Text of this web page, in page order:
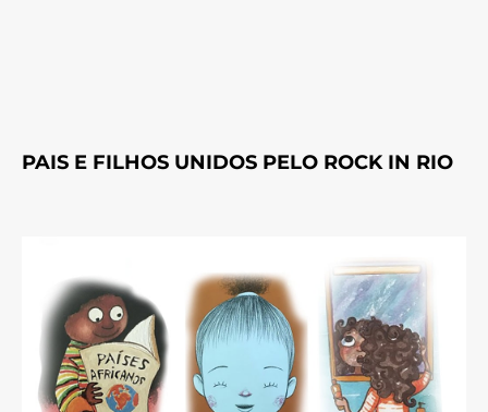
PAIS E FILHOS UNIDOS PELO ROCK IN RIO